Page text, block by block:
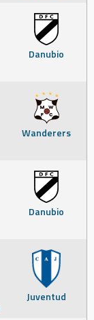
Danubio
Wanderers
Danubio
Juventud